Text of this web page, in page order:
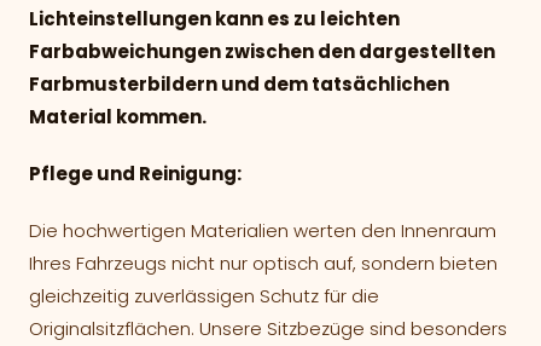
Lichteinstellungen kann es zu leichten
Farbabweichungen zwischen den dargestellten
Farbmusterbildern und dem tatsächlichen
Material kommen.
Pflege und Reinigung:
Die hochwertigen Materialien werten den Innenraum
Ihres Fahrzeugs nicht nur optisch auf, sondern bieten
gleichzeitig zuverlässigen Schutz für die
Originalsitzflächen. Unsere Sitzbezüge sind besonders